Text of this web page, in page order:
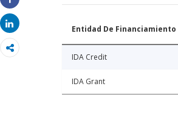
Share
Share
Entidad De Financiamiento
IDA Credit
IDA Grant